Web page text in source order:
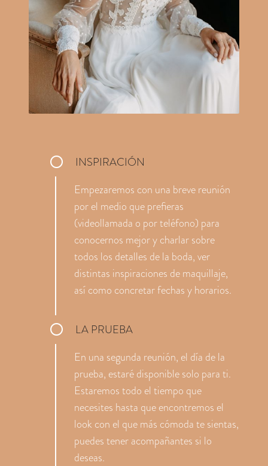
INSPIRACIÓN
Empezaremos con una breve reunión
por el medio que prefieras
(videollamada o por teléfono) para
conocernos mejor y charlar sobre
todos los detalles de la boda, ver
distintas inspiraciones de maquillaje,
así como concretar fechas y horarios.
LA PRUEBA
En una segunda reunión, el día de la
prueba, estaré disponible solo para ti.
Estaremos todo el tiempo que
necesites hasta que encontremos el
look con el que más cómoda te sientas,
puedes tener acompañantes si lo
deseas.